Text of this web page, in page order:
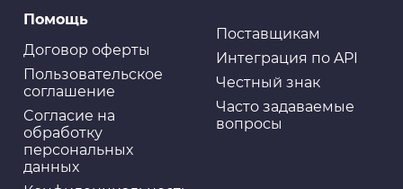
Помощь
Договор оферты
Пользовательское
соглашение
Cогласие на
обработку
персональных
данных
Поставщикам
Интеграция по API
Честный знак
Часто задаваемые
вопросы